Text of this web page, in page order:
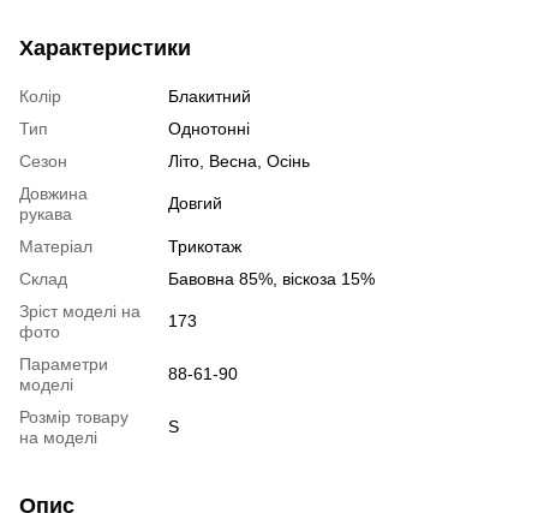
Характеристики
Колір
Блакитний
Тип
Однотонні
Сезон
Літо, Весна, Осінь
Довжина
рукава
Довгий
Матеріал
Трикотаж
Склад
Бавовна 85%, віскоза 15%
Зріст моделі на
фото
173
Параметри
моделі
88-61-90
Розмір товару
на моделі
S
Опис